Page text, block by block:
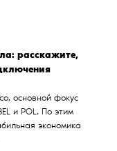
расскажите,
основной фокус
и POL. По этим
экономика